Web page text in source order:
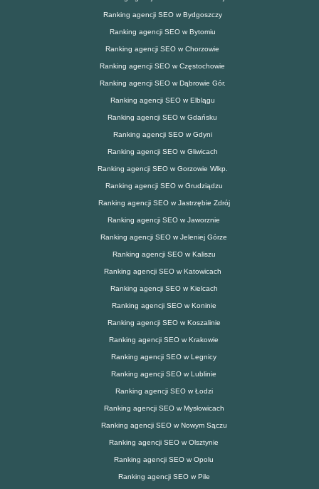
Ranking agencji SEO w Bydgoszczy
Ranking agencji SEO w Bytomiu
Ranking agencji SEO w Chorzowie
Ranking agencji SEO w Częstochowie
Ranking agencji SEO w Dąbrowie Gór.
Ranking agencji SEO w Elblągu
Ranking agencji SEO w Gdańsku
Ranking agencji SEO w Gdyni
Ranking agencji SEO w Gliwicach
Ranking agencji SEO w Gorzowie Wlkp.
Ranking agencji SEO w Grudziądzu
Ranking agencji SEO w Jastrzębie Zdrój
Ranking agencji SEO w Jaworznie
Ranking agencji SEO w Jeleniej Górze
Ranking agencji SEO w Kaliszu
Ranking agencji SEO w Katowicach
Ranking agencji SEO w Kielcach
Ranking agencji SEO w Koninie
Ranking agencji SEO w Koszalinie
Ranking agencji SEO w Krakowie
Ranking agencji SEO w Legnicy
Ranking agencji SEO w Lublinie
Ranking agencji SEO w Łodzi
Ranking agencji SEO w Mysłowicach
Ranking agencji SEO w Nowym Sączu
Ranking agencji SEO w Olsztynie
Ranking agencji SEO w Opolu
Ranking agencji SEO w Pile